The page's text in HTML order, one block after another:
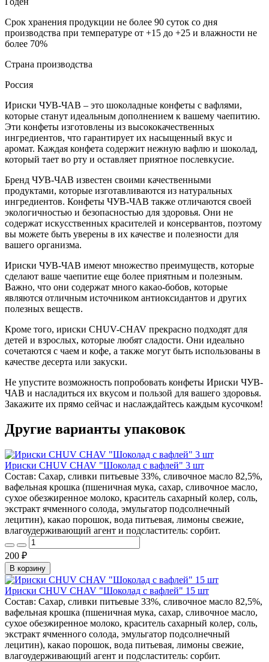
Срок хранения продукции не более 90 суток со дня
производства при температуре от +15 до +25 и влажности не
более 70%
Страна производства
Россия
Ириски ЧУВ-ЧАВ – это шоколадные конфеты с вафлями,
которые станут идеальным дополнением к вашему чаепитию.
Эти конфеты изготовлены из высококачественных
ингредиентов, что гарантирует их насыщенный вкус и
аромат. Каждая конфета содержит нежную вафлю и шоколад,
который тает во рту и оставляет приятное послевкусие.
Бренд ЧУВ-ЧАВ известен своими качественными
продуктами, которые изготавливаются из натуральных
ингредиентов. Конфеты ЧУВ-ЧАВ также отличаются своей
экологичностью и безопасностью для здоровья. Они не
содержат искусственных красителей и консервантов, поэтому
вы можете быть уверены в их качестве и полезности для
вашего организма.
Ириски ЧУВ-ЧАВ имеют множество преимуществ, которые
сделают ваше чаепитие еще более приятным и полезным.
Важно, что они содержат много какао-бобов, которые
являются отличным источником антиоксидантов и других
полезных веществ.
Кроме того, ириски CHUV-CHAV прекрасно подходят для
детей и взрослых, которые любят сладости. Они идеально
сочетаются с чаем и кофе, а также могут быть использованы в
качестве десерта или закуски.
Не упустите возможность попробовать конфеты Ириски ЧУВ-
ЧАВ и насладиться их вкусом и пользой для вашего здоровья.
Закажите их прямо сейчас и наслаждайтесь каждым кусочком!
Другие варианты упаковок
Ириски CHUV CHAV "Шоколад с вафлей" 3 шт
Состав: Сахар, сливки питьевые 33%, сливочное масло 82,5%,
вафельная крошка (пшеничная мука, сахар, сливочное масло,
сухое обезжиренное молоко, краситель сахарный колер, соль,
экстракт ячменного солода, эмульгатор подсолнечный
лецитин), какао порошок, вода питьевая, лимоны свежие,
влагоудерживающий агент и подсластитель: сорбит.
200 ₽
В корзину
Ириски CHUV CHAV "Шоколад с вафлей" 15 шт
Состав: Сахар, сливки питьевые 33%, сливочное масло 82,5%,
вафельная крошка (пшеничная мука, сахар, сливочное масло,
сухое обезжиренное молоко, краситель сахарный колер, соль,
экстракт ячменного солода, эмульгатор подсолнечный
лецитин), какао порошок, вода питьевая, лимоны свежие,
влагоудерживающий агент и подсластитель: сорбит.